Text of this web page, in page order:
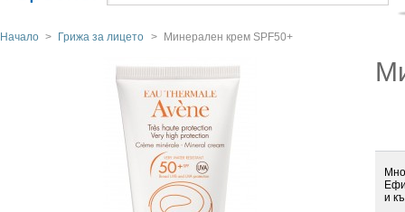
Начало > Грижа за лицето > Минерален крем SPF50+
и